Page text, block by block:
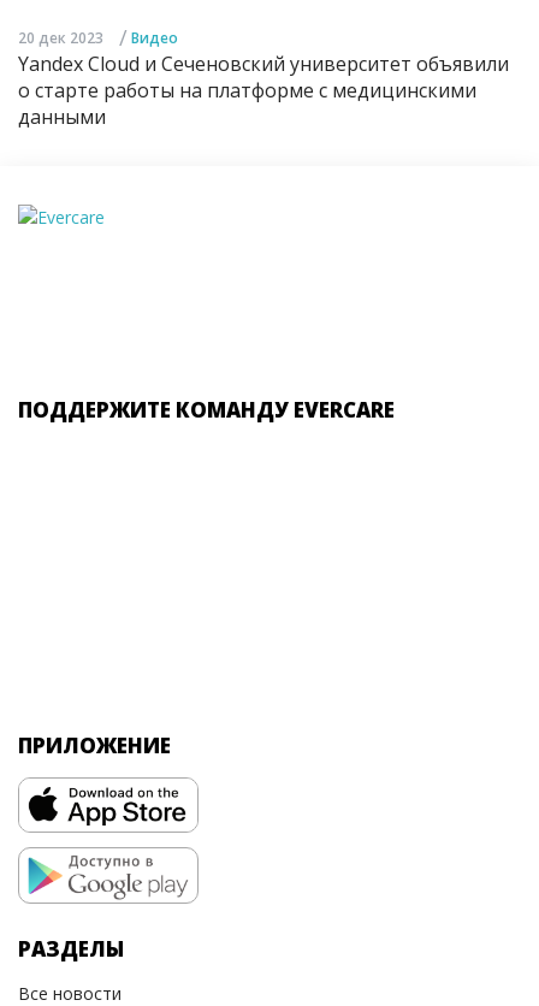
20 дек 2023 / Видео
Yandex Cloud и Сеченовский университет объявили
о старте работы на платформе с медицинскими
данными
ПОДДЕРЖИТЕ КОМАНДУ EVERCARE
ПРИЛОЖЕНИЕ
РАЗДЕЛЫ
Все новости